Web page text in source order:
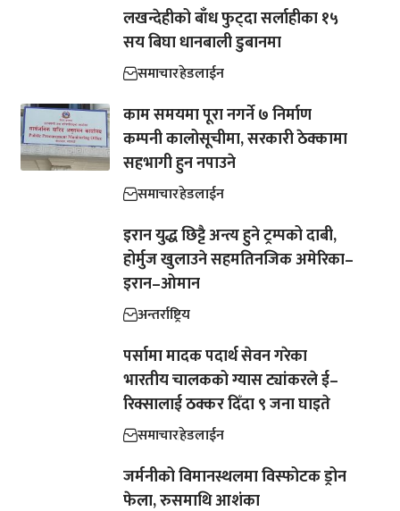
लखन्देहीको बाँध फुट्दा सर्लाहीका १५
सय बिघा धानबाली डुबानमा
समाचारहेडलाईन
काम समयमा पूरा नगर्ने ७ निर्माण
कम्पनी कालोसूचीमा, सरकारी ठेक्कामा
सहभागी हुन नपाउने
समाचारहेडलाईन
इरान युद्ध छिट्टै अन्त्य हुने ट्रम्पको दाबी,
होर्मुज खुलाउने सहमतिनजिक अमेरिका–
इरान–ओमान
अन्तर्राष्ट्रिय
पर्सामा मादक पदार्थ सेवन गरेका
भारतीय चालकको ग्यास ट्यांकरले ई–
रिक्सालाई ठक्कर दिँदा ९ जना घाइते
समाचारहेडलाईन
जर्मनीको विमानस्थलमा विस्फोटक ड्रोन
फेला, रुसमाथि आशंका